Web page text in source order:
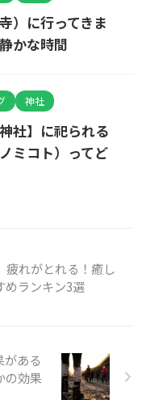
）に行ってきま
かな時間
神社
社】に祀られる
ミコト）ってど
疲れがとれる！癒し
めランキン3選
がある
の効果